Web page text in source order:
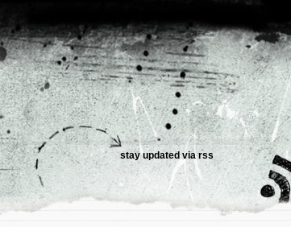
stay updated viarss